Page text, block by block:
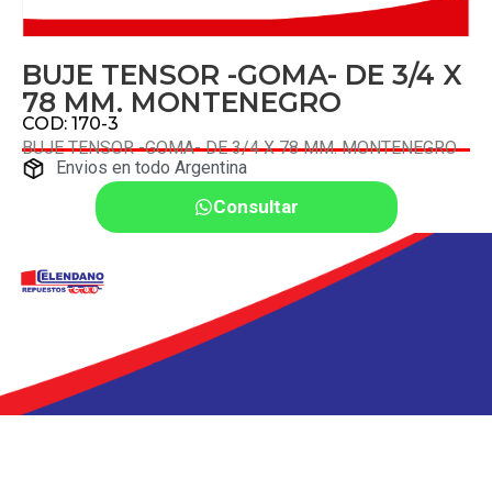
BUJE TENSOR -GOMA- DE 3/4 X
78 MM. MONTENEGRO
COD: 170-3
BUJE TENSOR -GOMA- DE 3/4 X 78 MM. MONTENEGRO
Envios en todo Argentina
Consultar